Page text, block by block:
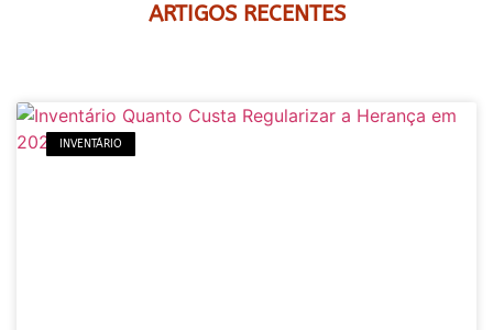
ARTIGOS RECENTES
INVENTÁRIO